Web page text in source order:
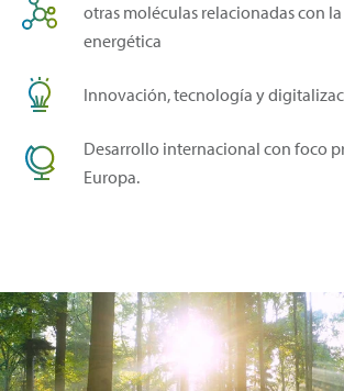
otras moléculas relacionadas con
energética
Innovación, tecnología y
Desarrollo internacional con foco
Europa.